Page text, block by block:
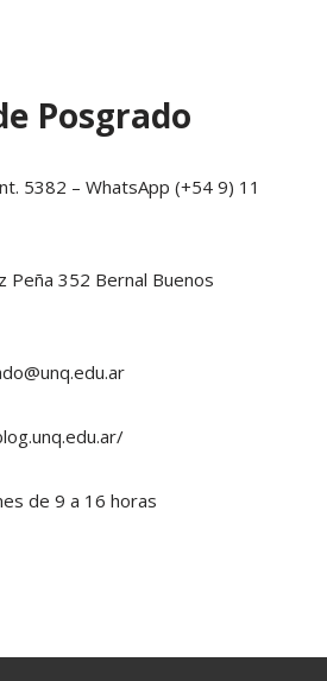
Posgrado
5382 – WhatsApp (+54 9) 11
Peña 352 Bernal Buenos
de 9 a 16 horas